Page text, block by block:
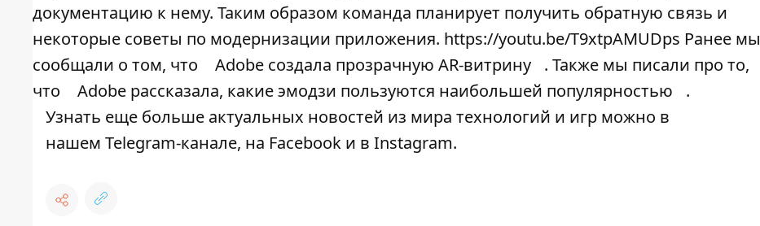
документацию к нему. Таким образом команда планирует получить обратную связь и
некоторые советы по модернизации приложения. https://youtu.be/T9xtpAMUDps Ранее мы
сообщали о том, что
Adobe создала прозрачную AR-витрину
. Также мы писали про то,
что
Adobe рассказала, какие эмодзи пользуются наибольшей популярностью
.
Узнать еще больше актуальных новостей из мира технологий и игр можно в
нашем Telegram-канале, на Facebook и в Instagram.